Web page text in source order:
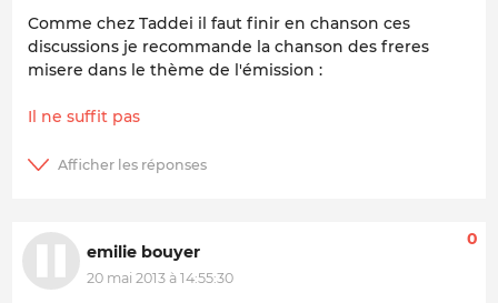
Comme chez Taddei il faut finir en chanson ces
discussions je recommande la chanson des freres
misere dans le thème de l'émission :
Il ne suffit pas
emilie bouyer
20 mai 2013 à 14:55:30
0